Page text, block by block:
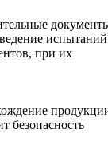
испытаний
при их
безопасность